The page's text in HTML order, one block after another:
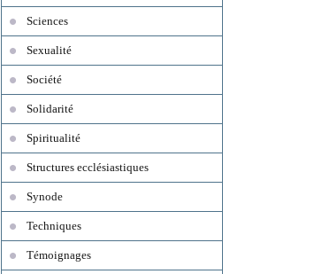
Sciences
Sexualité
Société
Solidarité
Spiritualité
Structures ecclésiastiques
Synode
Techniques
Témoignages